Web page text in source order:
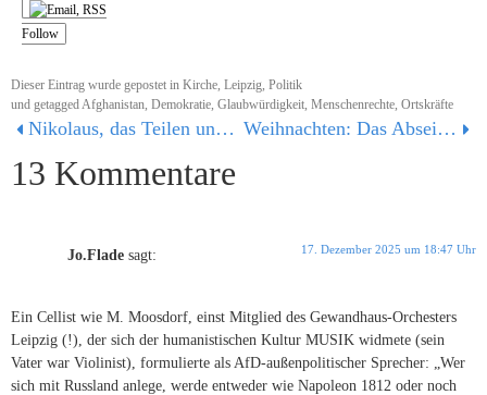
Follow
Dieser Eintrag wurde gepostet in Kirche, Leipzig, Politik
und getaggedAfghanistan, Demokratie, Glaubwürdigkeit, Menschenrechte, Ortskräfte
Nikolaus, das Teilen und der Sozialstaat Weihnachten: Das Abseits auf der Weltbühne
13 Kommentare
Jo.Flade sagt: 17. Dezember 2025 um 18:47 Uhr
Ein Cellist wie M. Moosdorf, einst Mitglied des Gewandhaus-Orchesters
Leipzig (!), der sich der humanistischen Kultur MUSIK widmete (sein
Vater war Violinist), formulierte als AfD-außenpolitischer Sprecher: „Wer
sich mit Russland anlege, werde entweder wie Napoleon 1812 oder noch